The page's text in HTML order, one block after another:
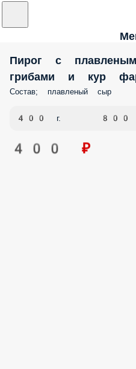
Пирог с
грибами и кур
Состав; плавленый сыр
400 г. 800
400 ₽